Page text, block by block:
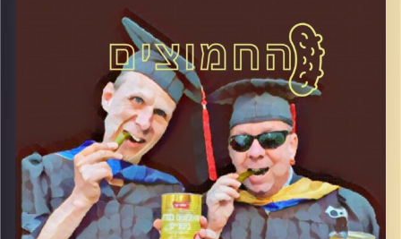
עם פרופסור בועז בן-דוד ופרופסור גלעד
הירשברגר
והפעם: החמוצים – הפוסל במומו: על פיסלת
מועמדים לכנסת
קרדיט תמונות:AudioVersity